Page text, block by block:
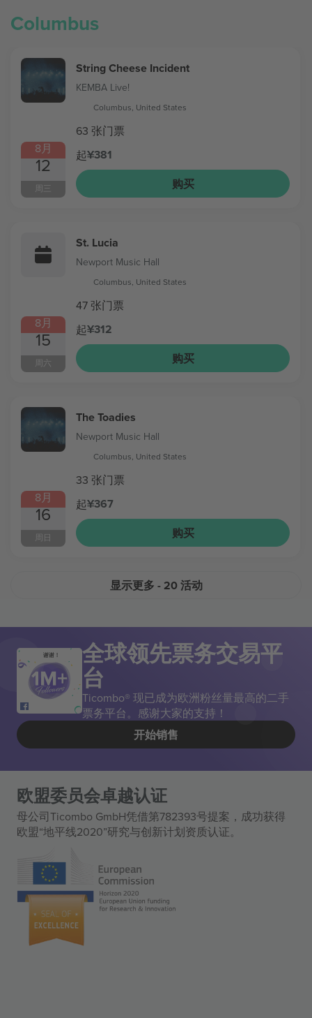
Columbus
8月
12
周三
String Cheese Incident
KEMBA Live!
Columbus, United States
63 张门票
起¥381
购买
8月
15
周六
St. Lucia
Newport Music Hall
Columbus, United States
47 张门票
起¥312
购买
8月
16
周日
The Toadies
Newport Music Hall
Columbus, United States
33 张门票
起¥367
购买
显示更多 - 20 活动
谢谢！ 全球领先票务交易平
台
Ticombo® 现已成为欧洲粉丝量最高的二手
票务平台。感谢大家的支持！
开始销售
欧盟委员会卓越认证
母公司Ticombo GmbH凭借第782393号提案，成功获得
欧盟“地平线2020”研究与创新计划资质认证。